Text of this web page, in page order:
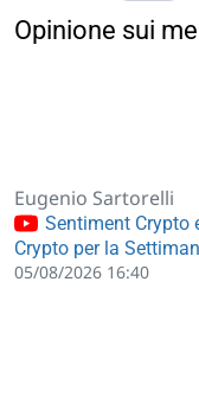
Opinione sui
Eugenio Sartorelli
Sentiment Crypto
Crypto per la
05/08/2026 16:40